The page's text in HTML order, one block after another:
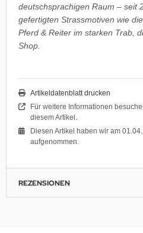
deutschsprachigen Raum – seit
gefertigten Strassmotiven wie
Pferd & Reiter im starken Trab,
Shop.
Artikeldatenblatt drucken
Für weitere Informationen
diesem Artikel.
Diesen Artikel haben wir am
aufgenommen.
REZENSIONEN